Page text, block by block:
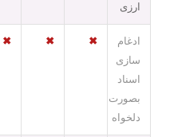
ارزی
ادغام
سازی
اسناد
بصورت
دلخواه
✖
✖
✖